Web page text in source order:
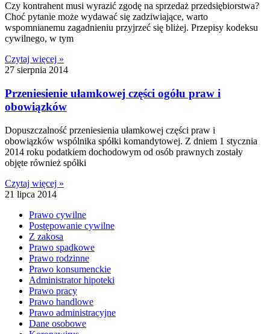
Czy kontrahent musi wyrazić zgodę na sprzedaż przedsiębiorstwa?
Choć pytanie może wydawać się zadziwiające, warto
wspomnianemu zagadnieniu przyjrzeć się bliżej. Przepisy kodeksu
cywilnego, w tym
Czytaj więcej »
27 sierpnia 2014
Przeniesienie ułamkowej części ogółu praw i
obowiązków
Dopuszczalność przeniesienia ułamkowej części praw i
obowiązków wspólnika spółki komandytowej. Z dniem 1 stycznia
2014 roku podatkiem dochodowym od osób prawnych zostały
objęte również spółki
Czytaj więcej »
21 lipca 2014
Prawo cywilne
Postępowanie cywilne
Z zakosa
Prawo spadkowe
Prawo rodzinne
Prawo konsumenckie
Administrator hipoteki
Prawo pracy
Prawo handlowe
Prawo administracyjne
Dane osobowe